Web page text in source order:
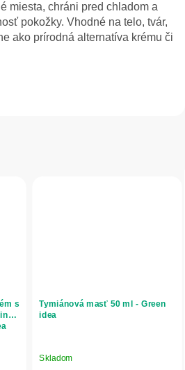
miesta, chráni pred chladom a
pokožky. Vhodné na telo, tvár,
ako prírodná alternatíva krému či
s Tymiánová masť 50 ml - Green
idea
Skladom